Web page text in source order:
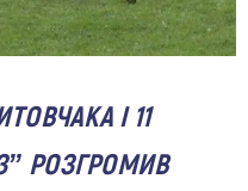
І 11
РОЗГРОМИВ